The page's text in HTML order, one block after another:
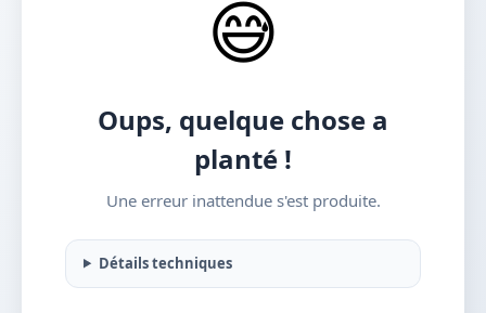
😅
Oups, quelque chose a
planté !
Une erreur inattendue s'est produite.
Détails techniques